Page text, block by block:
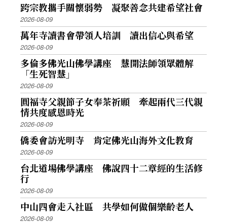
跨宗教攜手關懷弱勢 凝聚善念共建希望社會
2026-08-09
萬年寺讀書會帶領人培訓 讀出信心與希望
2026-08-09
多倫多佛光山佛學講座 慧開法師領眾體解
「生死智慧」
2026-08-09
圓福寺父親節子女奉茶祈願 牽起兩代三代親
情共度感恩時光
2026-08-09
僑委會訪光明寺 肯定佛光山海外文化教育
2026-08-09
台北道場佛學講座 佛說四十二章經的生活修
行
2026-08-09
中山四會走入社區 共學如何做個樂齡老人
2026-08-09